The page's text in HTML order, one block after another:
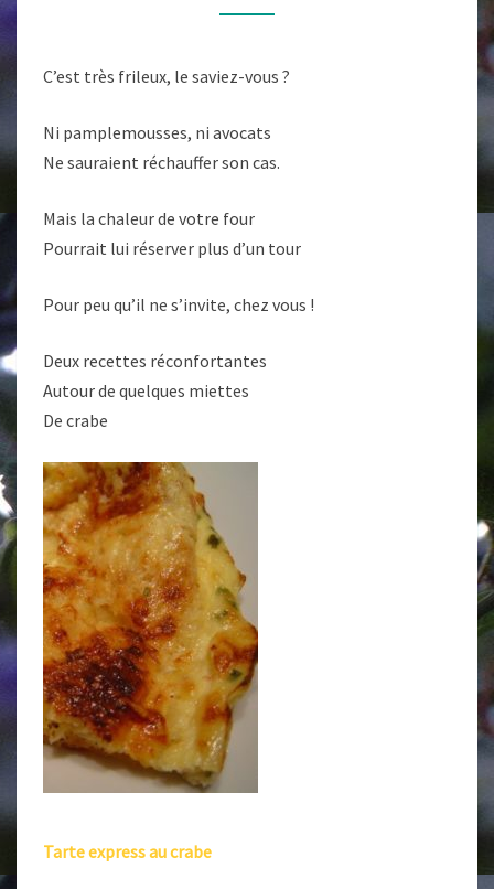
C’est très frileux, le saviez-vous ?
Ni pamplemousses, ni avocats
Ne sauraient réchauffer son cas.
Mais la chaleur de votre four
Pourrait lui réserver plus d’un tour
Pour peu qu’il ne s’invite, chez vous !
Deux recettes réconfortantes
Autour de quelques miettes
De crabe
Tarte express au crabe